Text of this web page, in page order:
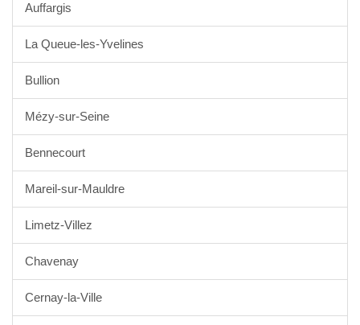
Auffargis
La Queue-les-Yvelines
Bullion
Mézy-sur-Seine
Bennecourt
Mareil-sur-Mauldre
Limetz-Villez
Chavenay
Cernay-la-Ville